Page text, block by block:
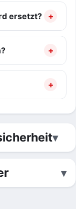
ersetzt?